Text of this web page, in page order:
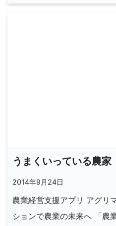
うまくいっている農家
2014年9月24日
農業経営支援アプリ アグリ
ションで農業の未来へ 「農